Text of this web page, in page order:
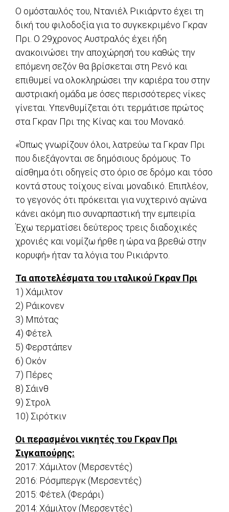
Ο ομόσταυλός του, Ντανιέλ Ρικιάρντο έχει τη
δική του φιλοδοξία για το συγκεκριμένο Γκραν
Πρι. Ο 29χρονος Αυστραλός έχει ήδη
ανακοινώσει την αποχώρησή του καθώς την
επόμενη σεζόν θα βρίσκεται στη Ρενό και
επιθυμεί να ολοκληρώσει την καριέρα του στην
αυστριακή ομάδα με όσες περισσότερες νίκες
γίνεται. Υπενθυμίζεται ότι τερμάτισε πρώτος
στα Γκραν Πρι της Κίνας και του Μονακό.
«Όπως γνωρίζουν όλοι, λατρεύω τα Γκραν Πρι
που διεξάγονται σε δημόσιους δρόμους. Το
αίσθημα ότι οδηγείς στο όριο σε δρόμο και τόσο
κοντά στους τοίχους είναι μοναδικό. Επιπλέον,
το γεγονός ότι πρόκειται για νυχτερινό αγώνα
κάνει ακόμη πιο συναρπαστική την εμπειρία.
Έχω τερματίσει δεύτερος τρεις διαδοχικές
χρονιές και νομίζω ήρθε η ώρα να βρεθώ στην
κορυφή» ήταν τα λόγια του Ρικιάρντο.
Τα αποτελέσματα του ιταλικού Γκραν Πρι
1) Χάμιλτον
2) Ράικονεν
3) Μπότας
4) Φέτελ
5) Φερστάπεν
6) Οκόν
7) Πέρες
8) Σάινθ
9) Στρολ
10) Σιρότκιν
Οι περασμένοι νικητές του Γκραν Πρι
Σιγκαπούρης:
2017: Χάμιλτον (Μερσεντές)
2016: Ρόσμπεργκ (Μερσεντές)
2015: Φέτελ (Φεράρι)
2014: Χάμιλτον (Μερσεντές)